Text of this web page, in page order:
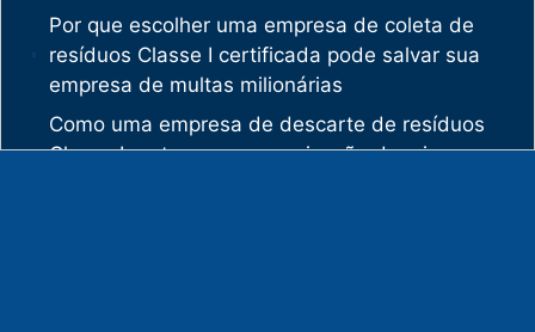
Por que escolher uma empresa de coleta de
resíduos Classe I certificada pode salvar sua
empresa de multas milionárias
Como uma empresa de descarte de resíduos
Classe I protege sua organização de crimes